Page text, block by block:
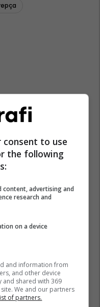
consent to use
the following
content, advertising and
research and
on a device
and information from
and other device
and shared with 369
We and our partners
of partners.